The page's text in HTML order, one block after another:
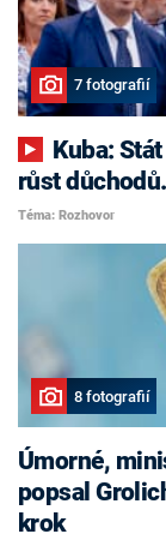
7 fotografií
růst
Téma: Rozhovor
8 fotografií
Úmorné,
popsal
krok